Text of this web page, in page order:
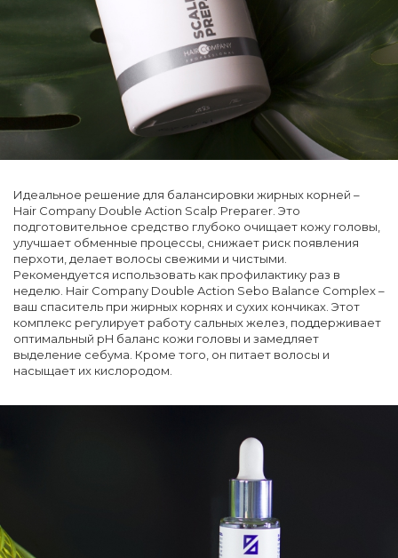
Идеальное решение для балансировки жирных корней –
Hair Company Double Action Scalp Preparer. Это
подготовительное средство глубоко очищает кожу головы,
улучшает обменные процессы, снижает риск появления
перхоти, делает волосы свежими и чистыми.
Рекомендуется использовать как профилактику раз в
неделю. Hair Company Double Action Sebo Balance Complex –
ваш спаситель при жирных корнях и сухих кончиках. Этот
комплекс регулирует работу сальных желез, поддерживает
оптимальный pH баланс кожи головы и замедляет
выделение себума. Кроме того, он питает волосы и
насыщает их кислородом.